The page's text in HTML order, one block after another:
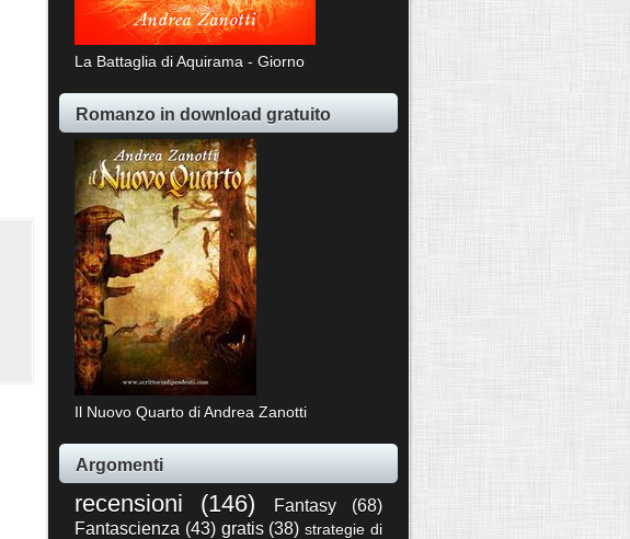
La Battaglia di Aquirama - Giorno
Romanzo in download gratuito
Il Nuovo Quarto di Andrea Zanotti
Argomenti
recensioni (146) Fantasy
(68)
Fantascienza (43) gratis (38) strategie di